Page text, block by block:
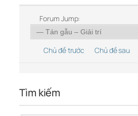
Forum Jump:
Chủ đề trước Chủ đề sau
Tìm kiếm